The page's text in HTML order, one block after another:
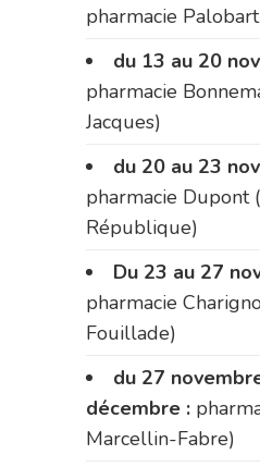
pharmacie
du 13 au 20
pharmacie
Jacques)
du 20 au 23
pharmacie Dupont
République)
Du 23 au 27
pharmacie
Fouillade)
du 27
décembre :
Marcellin-Fabre)